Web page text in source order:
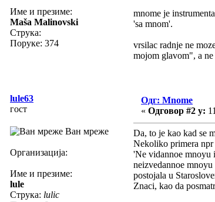
Име и презиме:
Maša Malinovski
Струка:
Поруке: 374
mnome je
'sa mnom'.
vrsilac radnje ne
mojom glavom", a
lule63
гост
Ван мреже
Организација:
Име и презиме:
lule
Струка: lulic
Одг: Mnome
« Одговор #2 у:
Da, to je kao kad se
Nekoliko primera npr
'Ne vidannoe mnoyu
neizvedannoe
postojala u
Znaci, kao da